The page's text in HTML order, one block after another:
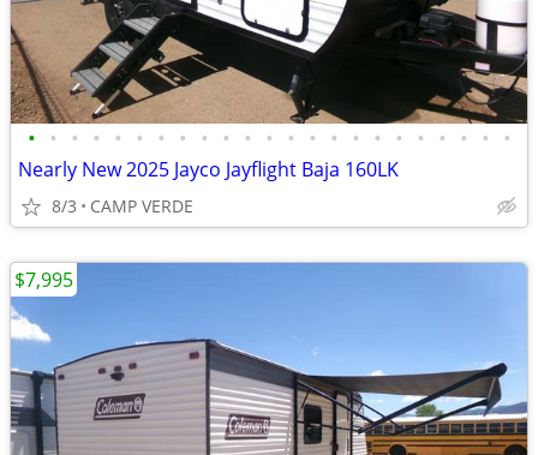
• • • • • • • • • • • • • • • • • • • • • • •
Nearly New 2025 Jayco Jayflight Baja 160LK
8/3 CAMP VERDE
$7,995